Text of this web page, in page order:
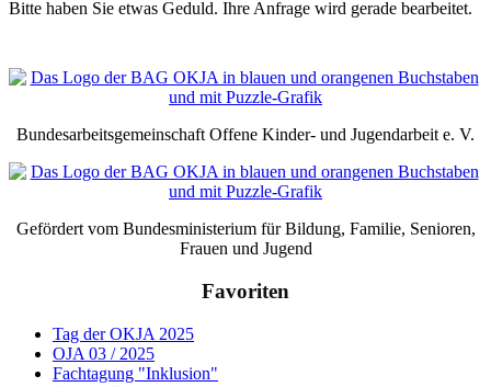
Bitte haben Sie etwas Geduld. Ihre Anfrage wird gerade bearbeitet.
Bundesarbeitsgemeinschaft Offene Kinder- und Jugendarbeit e. V.
Gefördert vom Bundesministerium für Bildung, Familie, Senioren,
Frauen und Jugend
Favoriten
Tag der OKJA 2025
OJA 03 / 2025
Fachtagung "Inklusion"